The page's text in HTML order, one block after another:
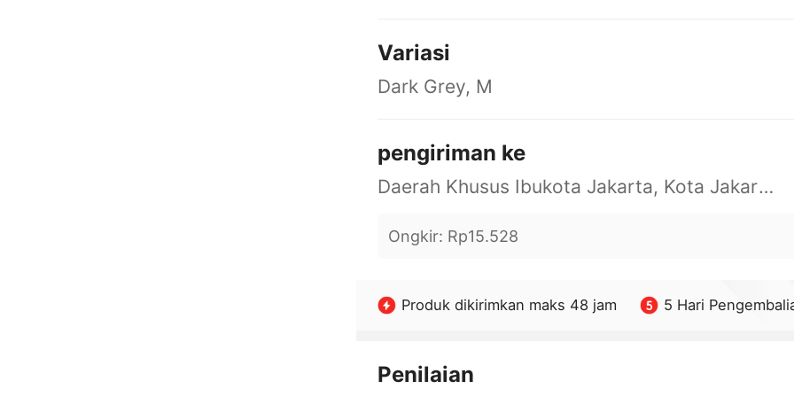
Variasi
Dark Grey, M
pengiriman ke
Daerah Khusus Ibukota Jakarta, Kota Jakarta Barat, Cengkareng, yy
Ongkir: Rp15.528
Produk dikirimkan maks 48 jam 5 Hari
Penilaian